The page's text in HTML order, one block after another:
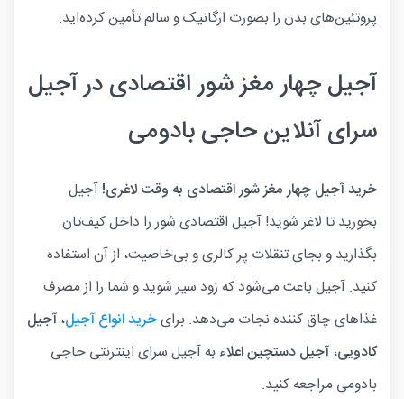
پروتئین‌های بدن را بصورت ارگانیک و سالم تأمین کرده‌اید.
آجیل چهار مغز شور اقتصادی در آجیل
سرای آنلاین حاجی بادومی
خرید آجیل چهار مغز شور اقتصادی به وقت لاغری!آجیل
بخورید تا لاغر شوید! آجیل اقتصادی شور را داخل کیف‌تان
بگذارید و بجای تنقلات پر کالری و بی‌خاصیت، از آن استفاده
کنید. آجیل باعث می‌شود که زود سیر شوید و شما را از مصرف
غذاهای چاق کننده نجات می‌دهد. برایخرید انواع آجیل،آجیل
کادویی،آجیل دستچین اعلاءبه آجیل سرای اینترنتی حاجی
بادومی مراجعه کنید.